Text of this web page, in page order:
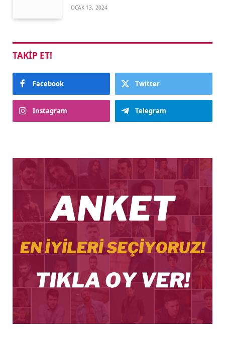
OCAK 13, 2024
TAKIP ET!
Facebook Twitter
Instagram Telegram